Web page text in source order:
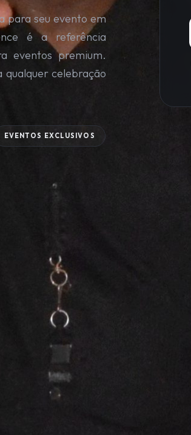
para seu evento em
é a referência
eventos premium.
celebração
EVENTOS EXCLUSIVOS